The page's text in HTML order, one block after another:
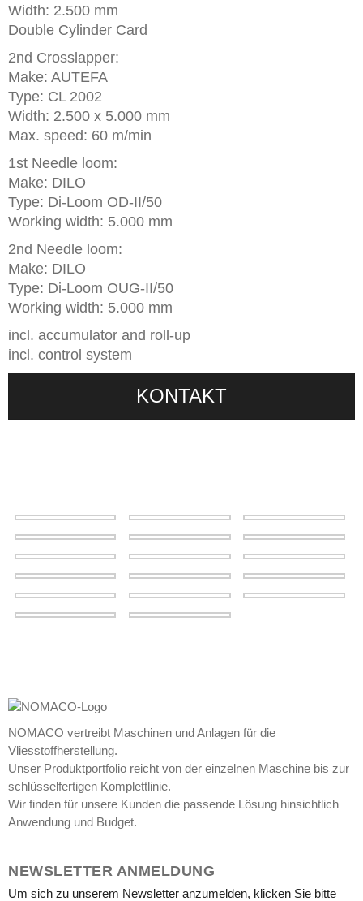
Width: 2.500 mm
Double Cylinder Card
2nd Crosslapper:
Make: AUTEFA
Type: CL 2002
Width: 2.500 x 5.000 mm
Max. speed: 60 m/min
1st Needle loom:
Make: DILO
Type: Di-Loom OD-II/50
Working width: 5.000 mm
2nd Needle loom:
Make: DILO
Type: Di-Loom OUG-II/50
Working width: 5.000 mm
incl. accumulator and roll-up
incl. control system
KONTAKT
NOMACO vertreibt Maschinen und Anlagen für die
Vliesstoffherstellung.
Unser Produktportfolio reicht von der einzelnen Maschine bis zur
schlüsselfertigen Komplettlinie.
Wir finden für unsere Kunden die passende Lösung hinsichtlich
Anwendung und Budget.
NEWSLETTER ANMELDUNG
Um sich zu unserem Newsletter anzumelden, klicken Sie bitte